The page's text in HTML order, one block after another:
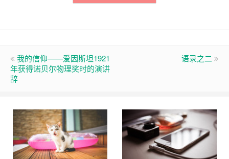
我的信仰——爱因斯坦1921
年获得诺贝尔物理奖时的演讲
辞
语录之二